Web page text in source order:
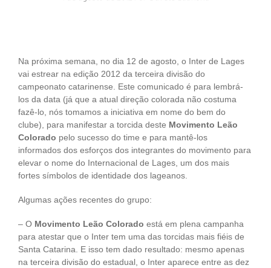
Na próxima semana, no dia 12 de agosto, o Inter de Lages
vai estrear na edição 2012 da terceira divisão do
campeonato catarinense. Este comunicado é para lembrá-
los da data (já que a atual direção colorada não costuma
fazê-lo, nós tomamos a iniciativa em nome do bem do
clube), para manifestar a torcida deste Movimento Leão
Colorado pelo sucesso do time e para mantê-los
informados dos esforços dos integrantes do movimento para
elevar o nome do Internacional de Lages, um dos mais
fortes símbolos de identidade dos lageanos.
Algumas ações recentes do grupo:
– O Movimento Leão Colorado está em plena campanha
para atestar que o Inter tem uma das torcidas mais fiéis de
Santa Catarina. E isso tem dado resultado: mesmo apenas
na terceira divisão do estadual, o Inter aparece entre as dez